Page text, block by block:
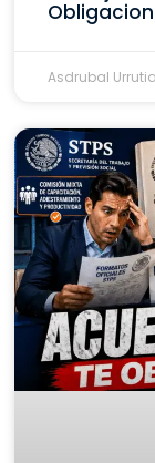
Asdrubal Urrutia